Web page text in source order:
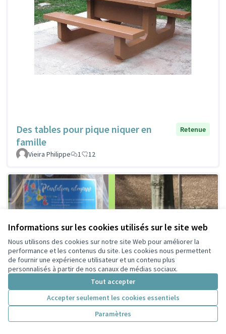
Informations sur les cookies utilisés sur le site web
Nous utilisons des cookies sur notre site Web pour améliorer la
performance et les contenus du site. Les cookies nous permettent
de fournir une expérience utilisateur et un contenu plus
personnalisés à partir de nos canaux de médias sociaux.
Tout accepter
Accepter seulement les cookies essentiels
Paramètres
Des tables pour pique niquer en
famille
Retenue
Vieira Philippe 1 12